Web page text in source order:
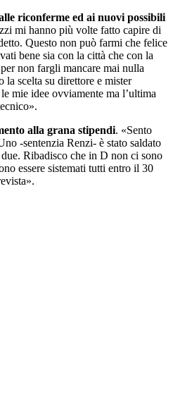
riconferme ed ai nuovi possibili
mi hanno più volte fatto capire di
Questo non può farmi che felice
bene sia con la città che con la
non fargli mancare mai nulla
la scelta su direttore e mister
mie idee ovviamente ma l’ultima
alla grana stipendi. «Sento
-sentenzia Renzi- è stato saldato
Ribadisco che in D non ci sono
essere sistemati tutti entro il 30